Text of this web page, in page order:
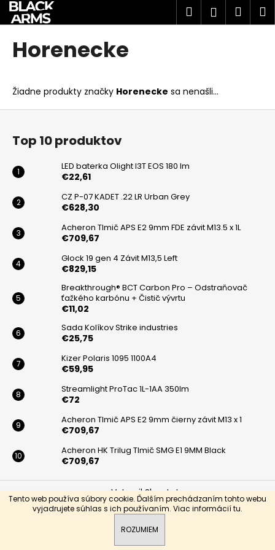
Tento web používa súbory cookie. Ďalším prechádzaním tohto webu
vyjadrujete súhlas s ich používaním. Viac informáciítu.
ROZUMIEM
Prejsť
obsah
Hľadať
Horenecke
Žiadne produkty značky Horenecke sa nenašli...
o
o
p
o
t
r
e
b
u
j
e
t
e
n
á
j
s
ť
?
HĽADAŤ
d
p
Z
Top 10 produktov
LED baterka Olight I3T EOS 180 lm
€22,61
CZ P-07 KADET .22 LR Urban Grey
€628,30
Acheron Tlmič APS E2 9mm FDE závit M13.5 x 1L
€709,67
Glock 19 gen 4 Závit M13,5 Left
€829,15
Breakthrough® BCT Carbon Pro – Odstraňovač
ťažkého karbónu + Čistič vývrtu
€11,02
Sada Kolíkov Strike industries
€25,75
Kizer Polaris 1095 1100A4
€59,95
Streamlight ProTac 1L-1AA 350lm
€72
Acheron Tlmič APS E2 9mm čierny závit M13 x 1
€709,67
Acheron HK Trilug Tlmič SMG E1 9MM Black
€709,67
Vytvoril Shoptet
Copyright 2026BLACKARMS. Všetky práva vyhradené.